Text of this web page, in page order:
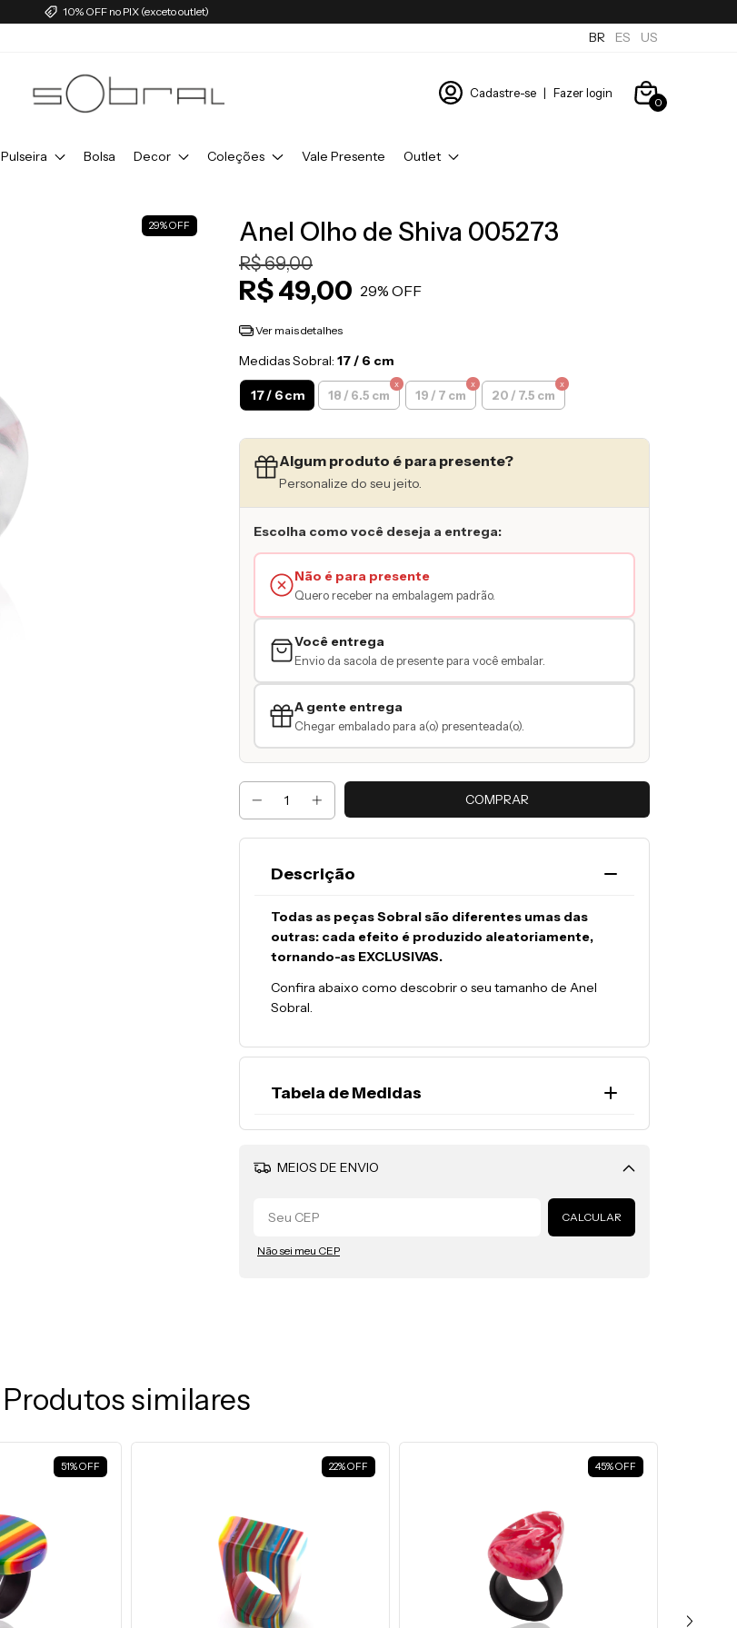
10% OFF no PIX (exceto outlet)
BR ES US
Cadastre-se | Fazer login
0
Pulseira Bolsa Decor Coleções Vale Presente Outlet
29%OFF Anel Olho de Shiva 005273
R$ 69,00
R$ 49,00 29% OFF
Ver mais detalhes
Medidas Sobral: 17 / 6 cm
17 / 6 cm 18 / 6.5 cm 19 / 7 cm 20 / 7.5 cm
Algum produto é para presente?
Personalize do seu jeito.
Escolha como você deseja a entrega:
Não é para presente
Quero receber na embalagem padrão.
Você entrega
Envio da sacola de presente para você embalar.
A gente entrega
Chegar embalado para a(o) presenteada(o).
Descrição
Todas as peças Sobral são diferentes umas das
outras: cada efeito é produzido aleatoriamente,
tornando-as EXCLUSIVAS.
Confira abaixo como descobrir o seu tamanho de Anel
Sobral.
Tabela de Medidas
dedo com uma fita métrica e verifique a tabela a seguir:
6cm
MEIOS DE ENVIO
Alterar CEP
CALCULAR
Não sei meu CEP
Produtos similares
51%OFF 22%OFF 45%OFF